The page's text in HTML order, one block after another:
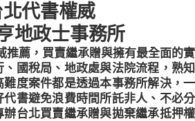
北代書權威
地政士事務所
推薦，買賣繼承贈與擁有最全面的實
國稅局、地政處與法院流程，熟知
度案件都是透過本事務所解決，一
書避免浪費時間所託非人、不必分
台北買賣繼承贈與拋棄繼承抵押權